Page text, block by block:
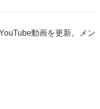
動画を更新。メン